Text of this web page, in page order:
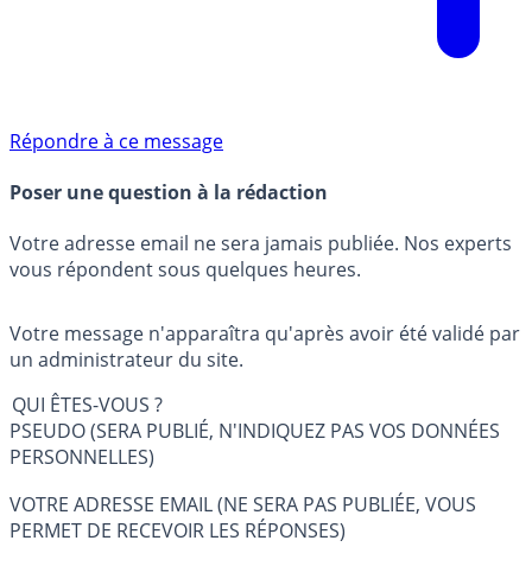
Répondre à ce message
Poser une question à la rédaction
Votre adresse email ne sera jamais publiée. Nos experts
vous répondent sous quelques heures.
Votre message n'apparaîtra qu'après avoir été validé par
un administrateur du site.
QUI ÊTES-VOUS ?
PSEUDO (SERA PUBLIÉ, N'INDIQUEZ PAS VOS DONNÉES
PERSONNELLES)
VOTRE ADRESSE EMAIL (NE SERA PAS PUBLIÉE, VOUS
PERMET DE RECEVOIR LES RÉPONSES)